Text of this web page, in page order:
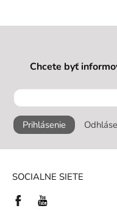
Chcete byť
Prihlásenie
SOCIALNE SIETE